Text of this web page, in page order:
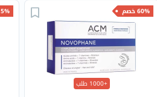
60% خصم
+1000 طلب
5% خصم